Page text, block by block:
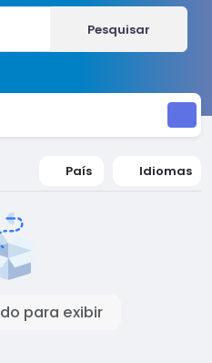
Pesquisar
País Idiomas
para exibir